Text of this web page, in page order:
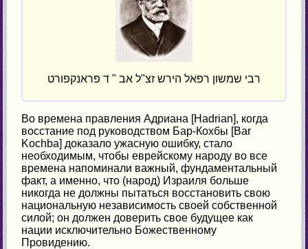
רבי שמשון רפאל הירש זצ"ל אב " ד פראנקפורט
Во времена правления Адриана [Hadrian], когда
восстание под руководством Бар-Кохбы [Bar
Kochba] доказало ужасную ошибку, стало
необходимым, чтобы еврейскому народу во все
времена напоминали важный, фундаментальный
факт, а именно, что (народ) Израиля больше
никогда не должны пытаться восстановить свою
национальную независимость своей собственной
силой; он должен доверить свое будущее как
нации исключительно Божественному
Провидению.